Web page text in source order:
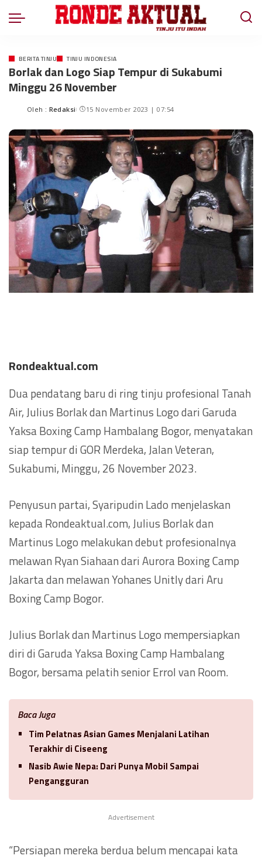
BERITA TINJU TINJU INDONESIA
Borlak dan Logo Siap Tempur di Sukabumi
Minggu 26 November
Oleh : Redaksi 15 November 2023 | 07:54
Rondeaktual.com
Dua pendatang baru di ring tinju profesional Tanah
Air, Julius Borlak dan Martinus Logo dari Garuda
Yaksa Boxing Camp Hambalang Bogor, menyatakan
siap tempur di GOR Merdeka, Jalan Veteran,
Sukabumi, Minggu, 26 November 2023.
Penyusun partai, Syaripudin Lado menjelaskan
kepada Rondeaktual.com, Julius Borlak dan
Martinus Logo melakukan debut profesionalnya
melawan Ryan Siahaan dari Aurora Boxing Camp
Jakarta dan melawan Yohanes Unitly dari Aru
Boxing Camp Bogor.
Julius Borlak dan Martinus Logo mempersiapkan
diri di Garuda Yaksa Boxing Camp Hambalang
Bogor, bersama pelatih senior Errol van Room.
Baca Juga
Tim Pelatnas Asian Games Menjalani Latihan
Terakhir di Ciseeng
Nasib Awie Nepa: Dari Punya Mobil Sampai
Pengangguran
Advertisement
“Persiapan mereka berdua belum mencapai kata